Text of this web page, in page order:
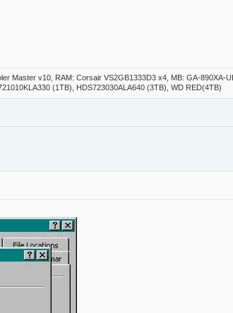
Master v10, RAM: Corsair VS2GB1333D3 x4, MB: GA-
(1TB), HDS723030ALA640 (3TB), WD RED(4TB)